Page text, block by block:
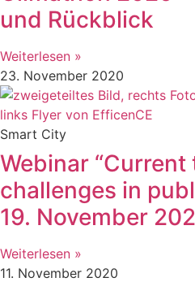
und Rückblick
Weiterlesen »
23. November 2020
Smart City
Webinar
challenges in
19. November
Weiterlesen »
11. November 2020